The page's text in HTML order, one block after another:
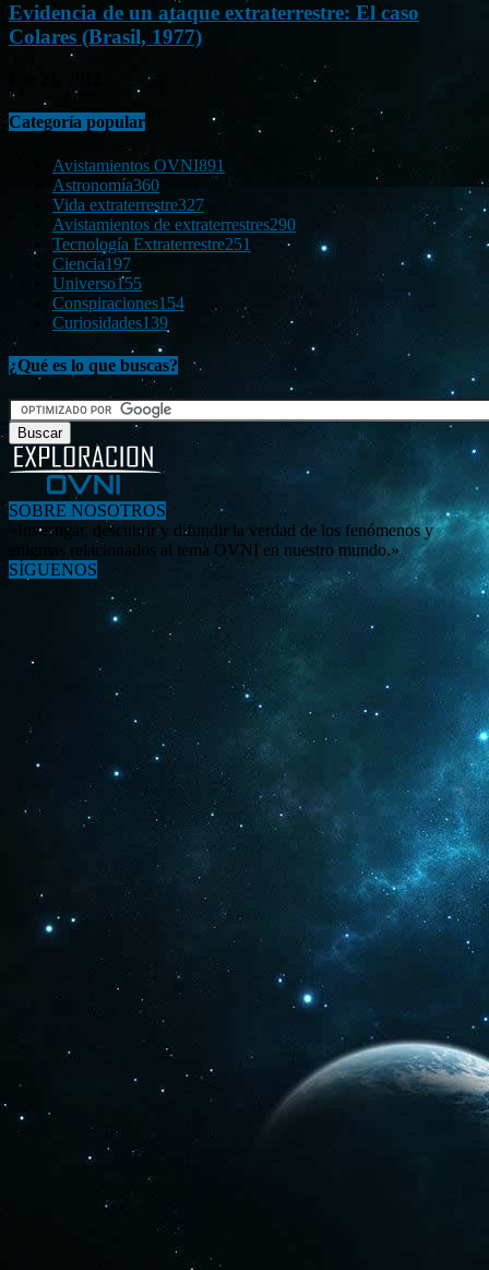
Evidencia de un ataque extraterrestre: El caso
Colares (Brasil, 1977)
Categoría popular
Avistamientos OVNI891
Astronomía360
Vida extraterrestre327
Avistamientos de extraterrestres290
Tecnología Extraterrestre251
Ciencia197
Universo155
Conspiraciones154
Curiosidades139
¿Qué es lo que buscas?
SOBRE NOSOTROS
«Investigar, descubrir y difundir la verdad de los fenómenos y
enigmas relacionados al tema OVNI en nuestro mundo.»
SÍGUENOS